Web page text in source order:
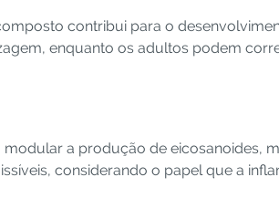
contribui para o
enquanto os adultos podem
a produção de eicosanoides,
considerando o papel que a